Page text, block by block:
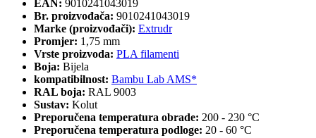
EAN: 9010241043019
Br. proizvođača: 9010241043019
Marke (proizvođači): Extrudr
Promjer: 1,75 mm
Vrste proizvoda: PLA filamenti
Boja: Bijela
kompatibilnost: Bambu Lab AMS*
RAL boja: RAL 9003
Sustav: Kolut
Preporučena temperatura obrade: 200 - 230 °C
Preporučena temperatura podloge: 20 - 60 °C